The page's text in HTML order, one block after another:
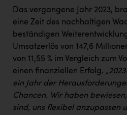
REMAX
RE/MAX Welcome
RUBBLE MASTER
Ruderclub Wels
SCRI - Salzburg Cancer
Das vergangene Jahr 2023,
eine Zeit des nachhaltigen
beständigen
Umsatzerlös von 147,6
von 11,55 % im Vergleich zum
einen finanziellen Erfolg.
ein Jahr der
Chancen. Wir haben
sind, uns flexibel anzupassen